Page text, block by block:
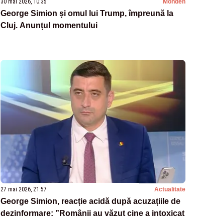
30 mai 2026, 10:35 Monden
George Simion și omul lui Trump, împreună la
Cluj. Anunțul momentului
27 mai 2026, 21:57 Actualitate
George Simion, reacție acidă după acuzațiile de
dezinformare: ”Românii au văzut cine a intoxicat